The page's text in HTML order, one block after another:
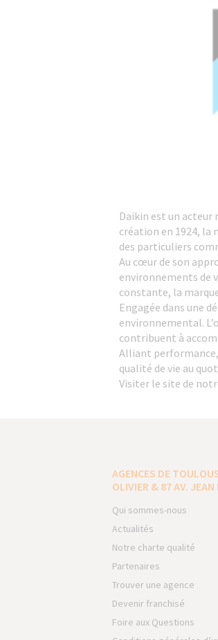
Daikin est un
création en 1924, la
des particuliers
Au cœur de son
environnements de
constante, la
Engagée dans une
environnemental.
contribuent à
Alliant
qualité de vie au
Visiter le site de
AGENCES DE
OLIVIER & 87 AV. JEAN
Qui sommes-nous
Actualités
Notre charte qualité
Partenaires
Trouver une agence
Devenir franchisé
Foire aux Questions